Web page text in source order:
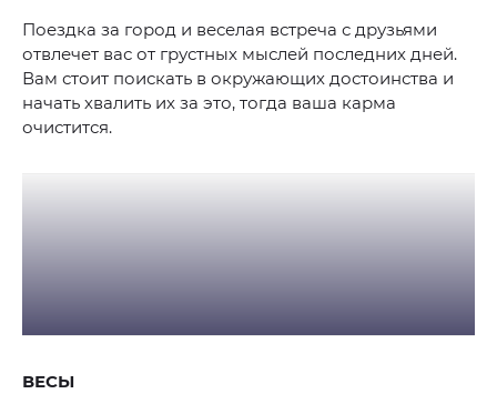
Поездка за город и веселая встреча с друзьями
отвлечет вас от грустных мыслей последних дней.
Вам стоит поискать в окружающих достоинства и
начать хвалить их за это, тогда ваша карма
очистится.
ВЕСЫ